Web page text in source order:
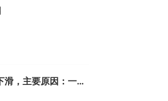
振华科技董秘回复：振华微上半年较同期下滑，主要原因：一是该板块生产周期相对较长，上半年部分订单尚未交付